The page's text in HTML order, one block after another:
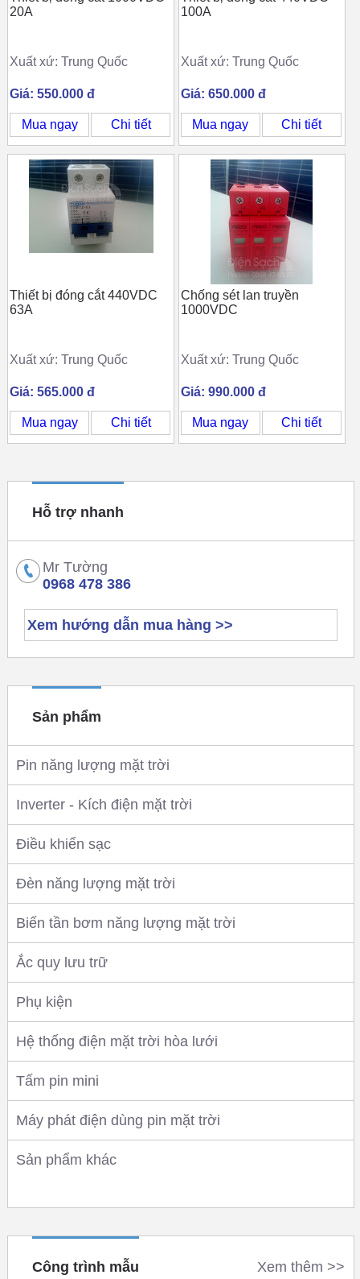
20A
Xuất xứ: Trung Quốc
Giá: 550.000 đ
Mua ngay Chi tiết
100A
Xuất xứ: Trung Quốc
Giá: 650.000 đ
Mua ngay Chi tiết
Thiết bị đóng cắt 440VDC
63A
Xuất xứ: Trung Quốc
Giá: 565.000 đ
Mua ngay Chi tiết
Chống sét lan truyền
1000VDC
Xuất xứ: Trung Quốc
Giá: 990.000 đ
Mua ngay Chi tiết
Hỗ trợ nhanh
Mr Tường
0968 478 386
Xem hướng dẫn mua hàng >>
Sản phẩm
Pin năng lượng mặt trời
Inverter - Kích điện mặt trời
Điều khiển sạc
Đèn năng lượng mặt trời
Biến tần bơm năng lượng mặt trời
Ắc quy lưu trữ
Phụ kiện
Hệ thống điện mặt trời hòa lưới
Tấm pin mini
Máy phát điện dùng pin mặt trời
Sản phẩm khác
Công trình mẫu Xem thêm >>